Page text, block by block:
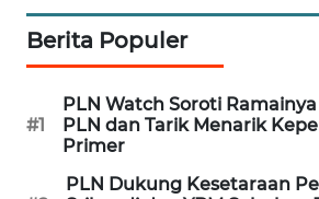
Berita Populer
#1
PLN Watch Soroti
PLN dan Tarik Menarik
Primer
PLN Dukung Kesetaraan
WN
MAJALENGKA
WN
SUBANG
WN